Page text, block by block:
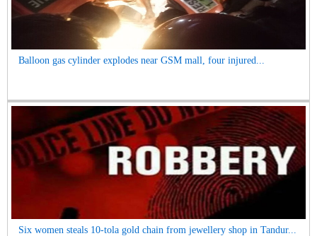
Balloon gas cylinder explodes near GSM mall, four injured...
Six women steals 10-tola gold chain from jewellery shop in Tandur...